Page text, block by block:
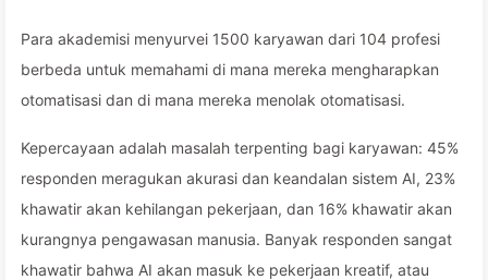
Para akademisi menyurvei 1500 karyawan dari 104 profesi
berbeda untuk memahami di mana mereka mengharapkan
otomatisasi dan di mana mereka menolak otomatisasi.
Kepercayaan adalah masalah terpenting bagi karyawan: 45%
responden meragukan akurasi dan keandalan sistem AI, 23%
khawatir akan kehilangan pekerjaan, dan 16% khawatir akan
kurangnya pengawasan manusia. Banyak responden sangat
khawatir bahwa AI akan masuk ke pekerjaan kreatif, atau